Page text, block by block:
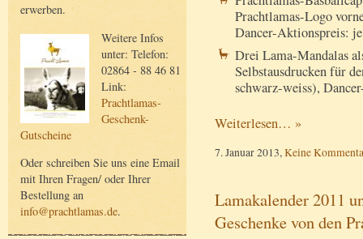
erwerben.
Weitere Infos
unter: Telefon:
02864 - 88 46 81
Link:
Prachtlamas-
Geschenk-
Gutscheine
Oder schreiben Sie uns eine Email
mit Ihren Fragen/ oder Ihrer
Bestellung an
info@prachtlamas.de.
Prachtlamas-Logo
Dancer-Aktionspreis:
Drei Lama-Mandalas
Selbstausdrucken für
schwarz-weiss),
Weiterlesen… »
7. Januar 2013,Keine
Lamakalender 2011
Geschenke von den